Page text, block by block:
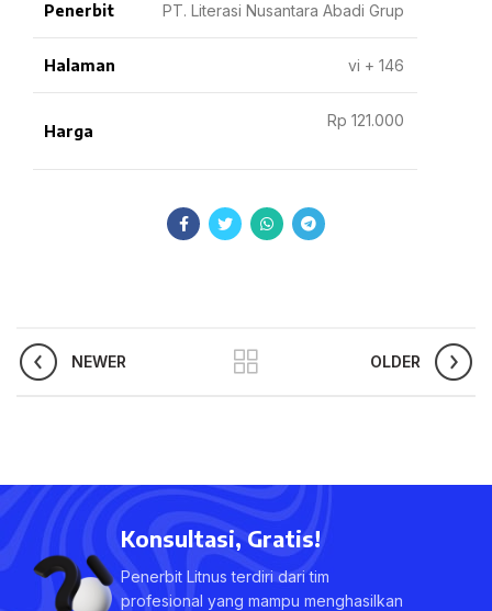
Penerbit PT. Literasi Nusantara Abadi Grup
Halaman vi + 146
Harga
Rp 121.000
NEWER OLDER
Konsultasi, Gratis!
Penerbit Litnus terdiri dari tim
profesional yang mampu menghasilkan